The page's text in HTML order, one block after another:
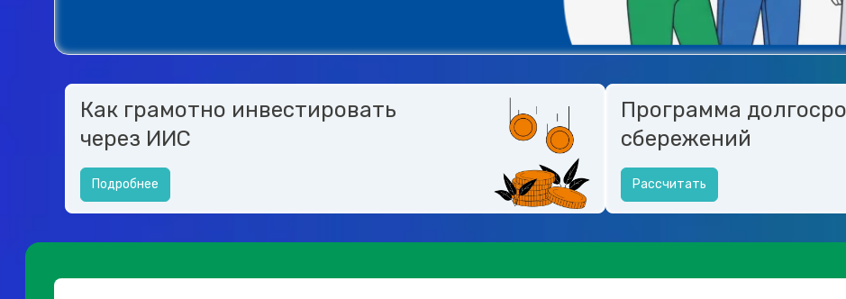
Как грамотно инвестировать
через ИИС
Подробнее
Программа
сбережений
Рассчитать